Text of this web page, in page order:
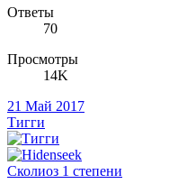
Ответы
70
Просмотры
14K
21 Май 2017
Тигги
Сколиоз 1 степени